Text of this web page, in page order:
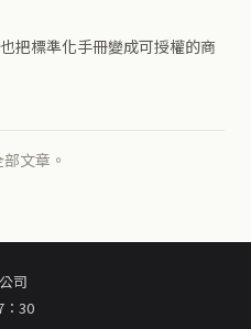
把標準化手冊變成可授權的商
文章。
司
：30